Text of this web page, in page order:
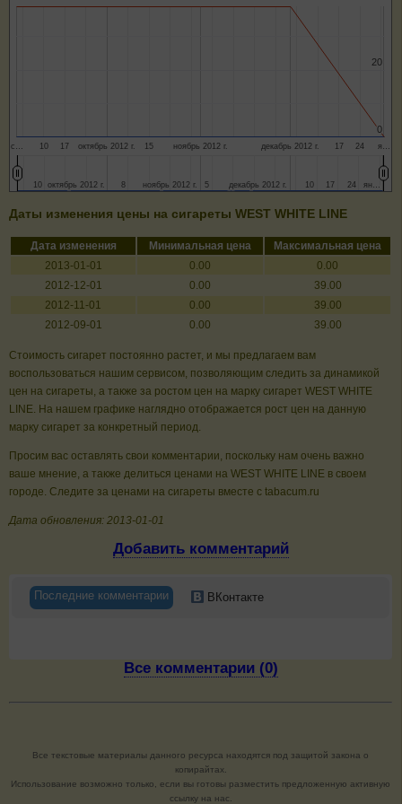
с… октябрь 2012 г. ноябрь 2012 г. декабрь 2012 г. я…
10 17 15 17 24
0
0
20
20
октябрь 2012 г.
октябрь 2012 г. ноябрь 2012 г.
ноябрь 2012 г. декабрь 2012 г.
декабрь 2012 г. ян…
ян…
10
10 8
8 5
5 10
10 17
17 24
24
Даты изменения цены на сигареты WEST WHITE LINE
Дата изменения Минимальная цена
Максимальная цена
2013-01-01
0.00
0.00
2012-12-01
0.00
39.00
2012-11-01
0.00
39.00
2012-09-01
0.00 39.00
Стоимость сигарет постоянно растет, и мы предлагаем вам
воспользоваться нашим сервисом, позволяющим следить за динамикой
цен на сигареты, а также за ростом цен на марку сигарет WEST WHITE
LINE. На нашем графике наглядно отображается рост цен на данную
марку сигарет за конкретный период.
Просим вас оставлять свои комментарии, поскольку нам очень важно
ваше мнение, а также делиться ценами на WEST WHITE LINE в своем
городе. Следите за ценами на сигареты вместе с tabacum.ru
Дата обновления: 2013-01-01
Добавить комментарий
Последние комментарии ВКонтакте
Все комментарии (0)
Все текстовые материалы данного ресурса находятся под защитой закона о
копирайтах.
Использование возможно только, если вы готовы разместить предложенную активную
ссылку на нас.